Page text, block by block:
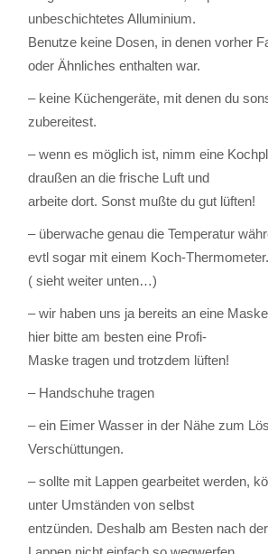
unbeschichtetes Alluminium.
Benutze keine Dosen, in denen vorher
oder Ähnliches enthalten war.
– keine Küchengeräte, mit denen du
zubereitest.
– wenn es möglich ist, nimm eine
draußen an die frische Luft und
arbeite dort. Sonst mußte du gut lüften!
– überwache genau die Temperatur
evtl sogar mit einem Koch-Thermometer.
( sieht weiter unten…)
– wir haben uns ja bereits an eine
hier bitte am besten eine Profi-
Maske tragen und trotzdem lüften!
– Handschuhe tragen
– ein Eimer Wasser in der Nähe zum
Verschüttungen.
– sollte mit Lappen gearbeitet werden,
unter Umständen von selbst
entzünden. Deshalb am Besten nach